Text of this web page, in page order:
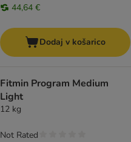
44,64 €
Dodaj v košarico
Fitmin Program Medium
Light
12 kg
Not Rated